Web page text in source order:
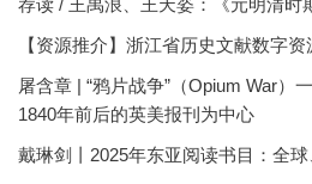
荐读 / 王禹浪、王天姿：《元明清时
【资源推介】浙江省历史文献数字资
屠含章 | “鸦片战争”（Opium War
1840年前后的英美报刊为中心
戴琳剑丨2025年东亚阅读书目：全